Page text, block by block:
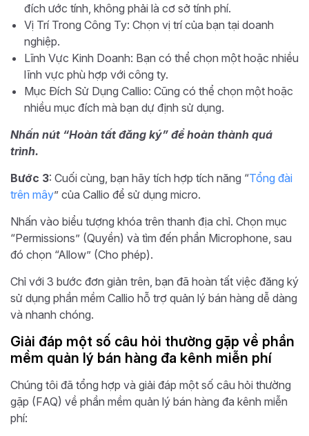
đích ước tính, không phải là cơ sở tính phí.
Vị Trí Trong Công Ty: Chọn vị trí của bạn tại doanh
nghiệp.
Lĩnh Vực Kinh Doanh: Bạn có thể chọn một hoặc nhiều
lĩnh vực phù hợp với công ty.
Mục Đích Sử Dụng Callio: Cũng có thể chọn một hoặc
nhiều mục đích mà bạn dự định sử dụng.
Nhấn nút “Hoàn tất đăng ký” để hoàn thành quá
trình.
Bước 3: Cuối cùng, bạn hãy tích hợp tích năng “Tổng đài
trên mây” của Callio để sử dụng micro.
Nhấn vào biểu tượng khóa trên thanh địa chỉ. Chọn mục
“Permissions” (Quyền) và tìm đến phần Microphone, sau
đó chọn “Allow” (Cho phép).
Chỉ với 3 bước đơn giản trên, bạn đã hoàn tất việc đăng ký
sử dụng phần mềm Callio hỗ trợ quản lý bán hàng dễ dàng
và nhanh chóng.
Giải đáp một số câu hỏi thường gặp về phần
mềm quản lý bán hàng đa kênh miễn phí
Chúng tôi đã tổng hợp và giải đáp một số câu hỏi thường
gặp (FAQ) về phần mềm quản lý bán hàng đa kênh miễn
phí: